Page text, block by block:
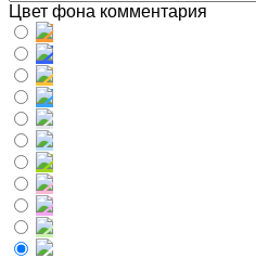
Цвет фона комментария